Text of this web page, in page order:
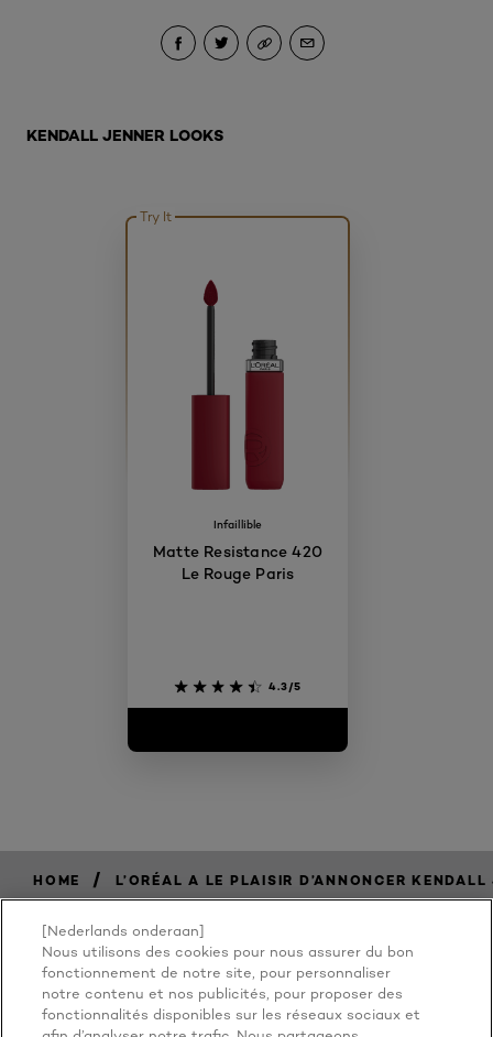
KENDALL JENNER LOOKS
Try It
Infaillible
Matte Resistance 420
Le Rouge Paris
4.3/5
HOME / L’ORÉAL A LE PLAISIR D’ANNONCER
BECAUSE
[Nederlands onderaan]
Nous utilisons des cookies pour nous assurer du bon
fonctionnement de notre site, pour personnaliser
notre contenu et nos publicités, pour proposer des
fonctionnalités disponibles sur les réseaux sociaux et